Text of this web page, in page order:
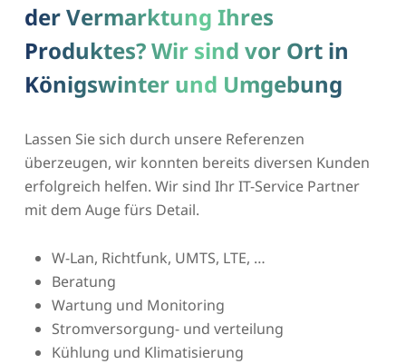
der Vermarktung Ihres
Produktes? Wir sind vor Ort in
Königswinter und Umgebung
Lassen Sie sich durch unsere Referenzen
überzeugen, wir konnten bereits diversen Kunden
erfolgreich helfen. Wir sind Ihr IT-Service Partner
mit dem Auge fürs Detail.
W-Lan, Richtfunk, UMTS, LTE, …
Beratung
Wartung und Monitoring
Stromversorgung- und verteilung
Kühlung und Klimatisierung